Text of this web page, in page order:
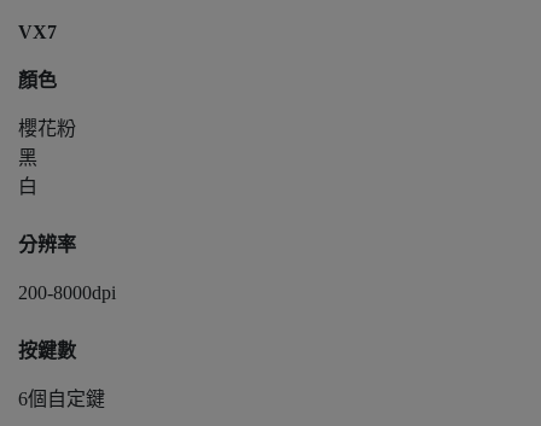
VX7
顏色
櫻花粉
黑
白
分辨率
200-8000dpi
按鍵數
6個自定鍵